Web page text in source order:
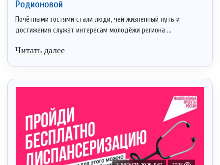
Родионовой
Почётными гостями стали люди, чей жизненный путь и
достижения служат интересам молодёжи региона ...
Читать далее